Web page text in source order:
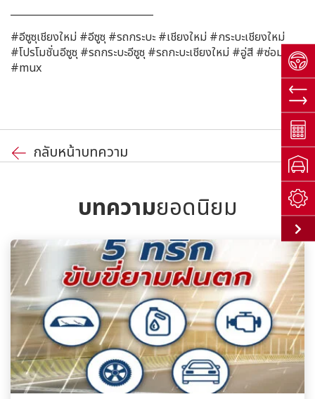
_____________________________
#อีซูซุเชียงใหม่ #อีซูซุ #รถกระบะ #เชียงใหม่ #กระบะเชียงใหม่
#โปรโมชั่นอีซูซุ #รถกระบะอีซูซุ #รถกะบะเชียงใหม่ #อู่สี #ซ่อมรถ
#mux
กลับหน้าบทความ
บทความยอดนิยม